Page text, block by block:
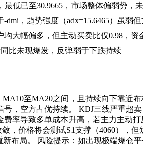
最低已至30.9665，市场整体偏弱势，
dmi，趋势强度（adx=15.6465）虽弱
均大幅偏多，但主动买卖比仅0.98，
比未现爆发，反弹弱于下跌持续
至MA20之间，且持续向下靠近
，空方占优持续。 KDJ三线严重超
费率导致多单成本升高，若主力主动
，价格将会测试S1支撑（4060），
布局。 风险提示：如出现极端爆仓